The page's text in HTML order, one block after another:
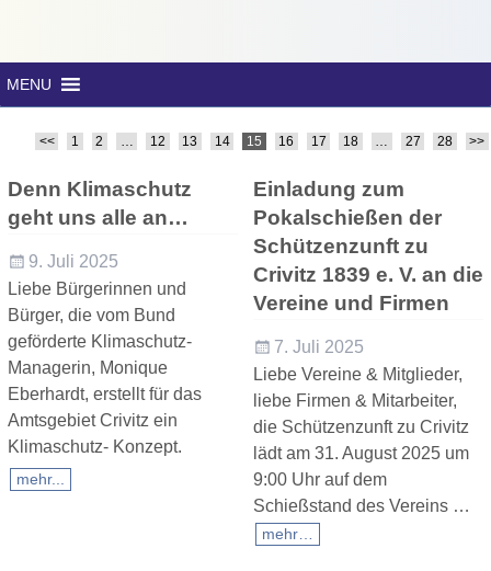
MENU
<< 1 2 … 12 13 14 15 16 17 18 … 27 28 >>
Denn Klimaschutz
geht uns alle an…
9. Juli 2025
Liebe Bürgerinnen und
Bürger, die vom Bund
geförderte Klimaschutz-
Managerin, Monique
Eberhardt, erstellt für das
Amtsgebiet Crivitz ein
Klimaschutz- Konzept.
mehr...
Einladung zum
Pokalschießen der
Schützenzunft zu
Crivitz 1839 e. V. an die
Vereine und Firmen
7. Juli 2025
Liebe Vereine & Mitglieder,
liebe Firmen & Mitarbeiter,
die Schützenzunft zu Crivitz
lädt am 31. August 2025 um
9:00 Uhr auf dem
Schießstand des Vereins …
mehr…